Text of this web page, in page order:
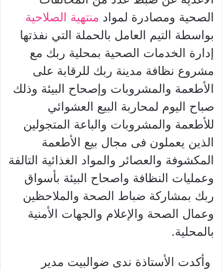
الصحية ومصادرة لمواد منتهية الصلاحية
بواسطة التيم العامل بالحملة التي نفذتها
إدارة الخدمات الصحية بمحلية ربك مع
مشروع نظافة مدينة ربك للرقابة على
الأطعمة والمشروبات وإصحاح البيئة وذلك
صباح اليوم لمحاربة البيع العشوائي
للأطعمة والمشروبات والباعة المتجولين
الذين يعملون فى مجال بيع الأطعمة
المكشوفة والعصائر والمواد الغذائية التالفة
وعمليات النظافة واصحاح البيئة بأسواق
ربك بمشاركة ضباط الصحة والملاحظين
وعمال الصحة والإعلام والجهات الأمنية
بالمحلية.
وأكدت الأستاذة ندى ضوالبيت مدير